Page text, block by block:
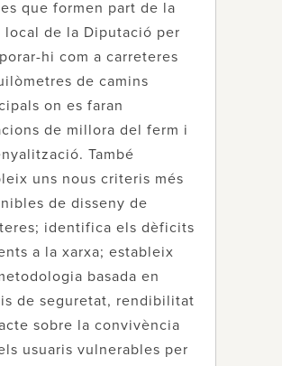
que formen part de la
local de la Diputació per
hi com a carreteres
de camins
on es faran
de millora del ferm i
També
uns nous criteris més
de disseny de
identifica els dèficits
a la xarxa; estableix
basada en
de seguretat, rendibilitat
sobre la convivència
usuaris vulnerables per